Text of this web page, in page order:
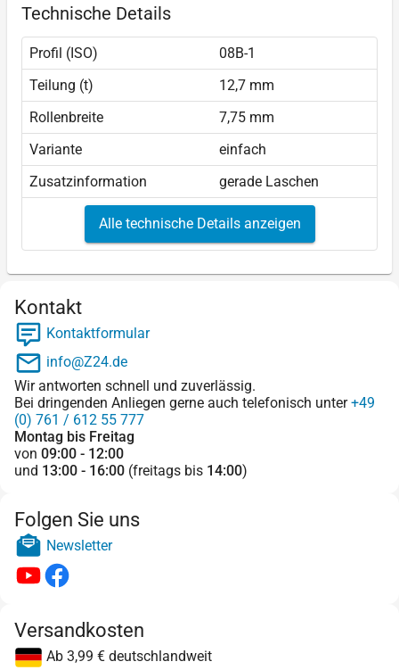
Technische Details
Profil (ISO)
08B-1
Teilung (t)
12,7 mm
Rollenbreite
7,75 mm
Variante
einfach
Zusatzinformation
gerade Laschen
Alle technische Details anzeigen
Kontakt
Kontaktformular
info@Z24.de
Wir antworten schnell und zuverlässig.
Bei dringenden Anliegen gerne auch telefonisch unter+49
(0) 761 / 612 55 777
Montag bis Freitag
von 09:00 - 12:00
und 13:00 - 16:00 (freitags bis 14:00)
Folgen Sie uns
Newsletter
Versandkosten
Ab 3,99 € deutschlandweit